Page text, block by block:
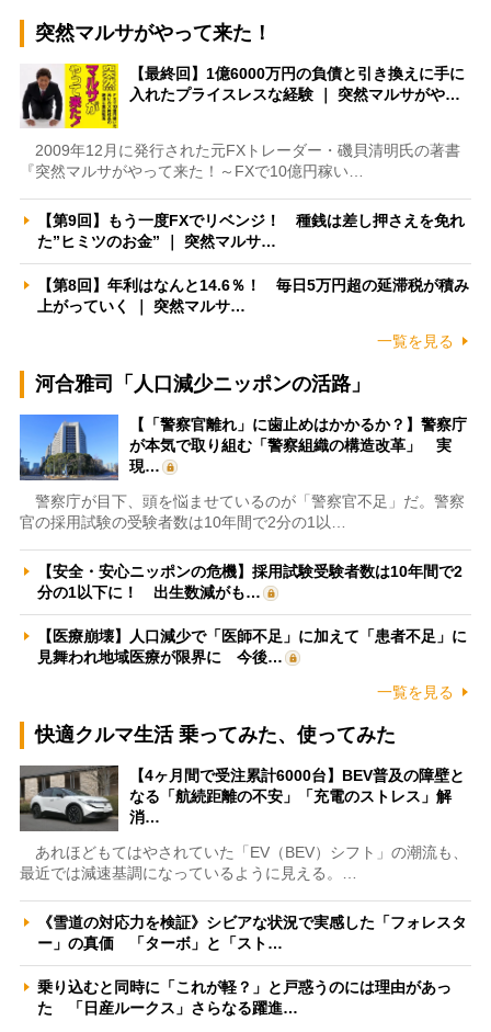
突然マルサがやって来た！
【最終回】1億6000万円の負債と引き換えに手に
入れたプライスレスな経験 ｜ 突然マルサがや…
2009年12月に発行された元FXトレーダー・磯貝清明氏の著書
『突然マルサがやって来た！～FXで10億円稼い…
【第9回】もう一度FXでリベンジ！ 種銭は差し押さえを免れ
た”ヒミツのお金” ｜ 突然マルサ…
【第8回】年利はなんと14.6％！ 毎日5万円超の延滞税が積み
上がっていく ｜ 突然マルサ…
一覧を見る
河合雅司「人口減少ニッポンの活路」
【「警察官離れ」に歯止めはかかるか？】警察庁
が本気で取り組む「警察組織の構造改革」 実
現…
警察庁が目下、頭を悩ませているのが「警察官不足」だ。警察
官の採用試験の受験者数は10年間で2分の1以…
【安全・安心ニッポンの危機】採用試験受験者数は10年間で2
分の1以下に！ 出生数減がも…
【医療崩壊】人口減少で「医師不足」に加えて「患者不足」に
見舞われ地域医療が限界に 今後…
一覧を見る
快適クルマ生活 乗ってみた、使ってみた
【4ヶ月間で受注累計6000台】BEV普及の障壁と
なる「航続距離の不安」「充電のストレス」解
消…
あれほどもてはやされていた「EV（BEV）シフト」の潮流も、
最近では減速基調になっているように見える。…
《雪道の対応力を検証》シビアな状況で実感した「フォレスタ
ー」の真価 「ターボ」と「スト…
乗り込むと同時に「これが軽？」と戸惑うのには理由があっ
た 「日産ルークス」さらなる躍進…